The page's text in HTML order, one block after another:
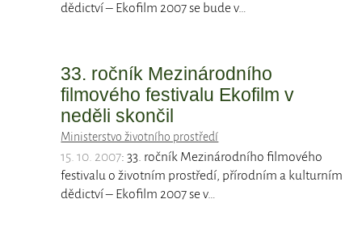
dědictví – Ekofilm 2007 se bude v…
33. ročník Mezinárodního
filmového festivalu Ekofilm v
neděli skončil
Ministerstvo životního prostředí
15. 10. 2007: 33. ročník Mezinárodního filmového
festivalu o životním prostředí, přírodním a kulturním
dědictví – Ekofilm 2007 se v…